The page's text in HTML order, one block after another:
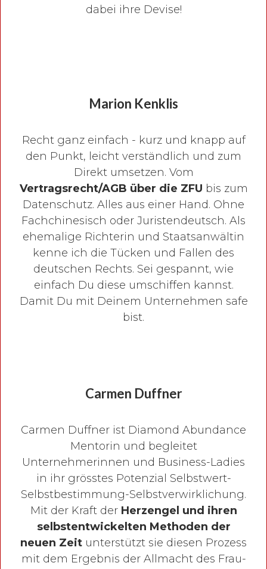
dabei ihre Devise!
Marion Kenklis
Recht ganz einfach - kurz und knapp auf
den Punkt, leicht verständlich und zum
Direkt umsetzen. Vom
Vertragsrecht/AGB über die ZFU bis zum
Datenschutz. Alles aus einer Hand. Ohne
Fachchinesisch oder Juristendeutsch. Als
ehemalige Richterin und Staatsanwältin
kenne ich die Tücken und Fallen des
deutschen Rechts. Sei gespannt, wie
einfach Du diese umschiffen kannst.
Damit Du mit Deinem Unternehmen safe
bist.
Carmen Duffner
Carmen Duffner ist Diamond Abundance
Mentorin und begleitet
Unternehmerinnen und Business-Ladies
in ihr grösstes Potenzial Selbstwert-
Selbstbestimmung-Selbstverwirklichung.
Mit der Kraft der Herzengel und ihren
selbstentwickelten Methoden der
neuen Zeit unterstützt sie diesen Prozess
mit dem Ergebnis der Allmacht des Frau-